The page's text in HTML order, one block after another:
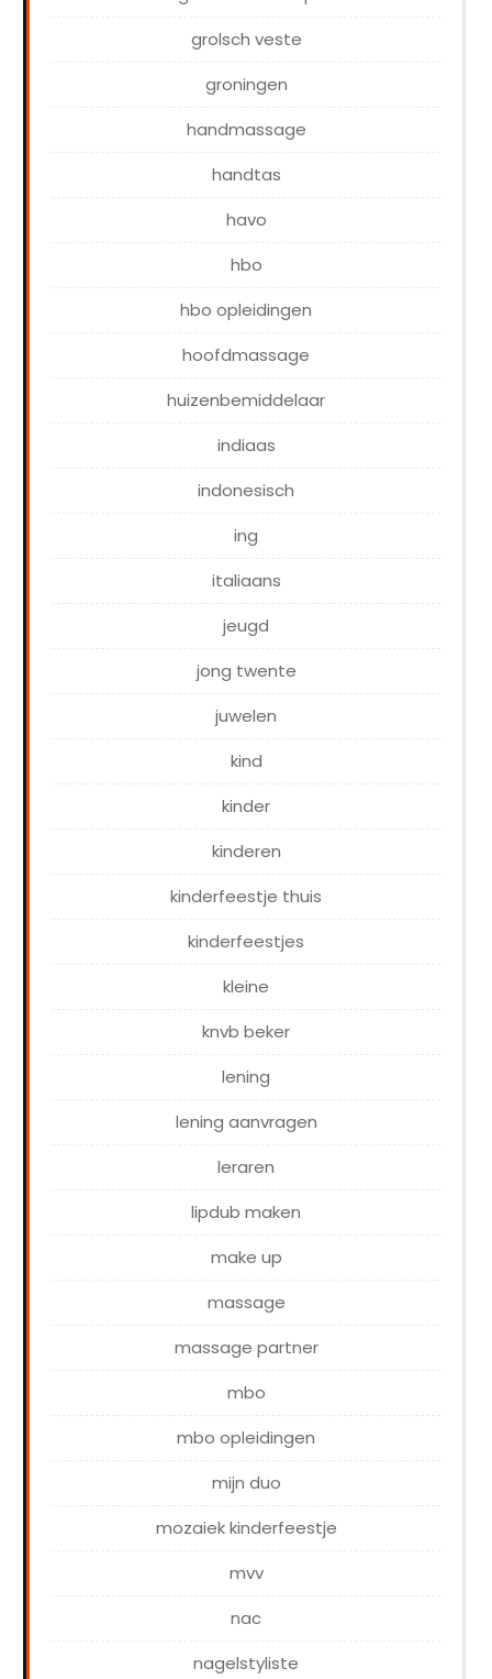
grolsch veste
groningen
handmassage
handtas
havo
hbo
hbo opleidingen
hoofdmassage
huizenbemiddelaar
indiaas
indonesisch
ing
italiaans
jeugd
jong twente
juwelen
kind
kinder
kinderen
kinderfeestje thuis
kinderfeestjes
kleine
knvb beker
lening
lening aanvragen
leraren
lipdub maken
make up
massage
massage partner
mbo
mbo opleidingen
mijn duo
mozaiek kinderfeestje
mvv
nac
nagelstyliste